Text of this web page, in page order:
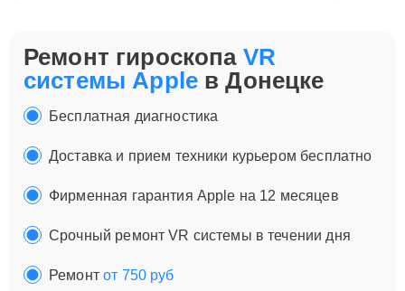
Ремонт гироскопа VR
системы Appleв Донецке
Бесплатная диагностика
Доставка и прием техники курьером бесплатно
Фирменная гарантия Apple на 12 месяцев
Срочный ремонт VR системы в течении дня
Ремонтот 750 руб